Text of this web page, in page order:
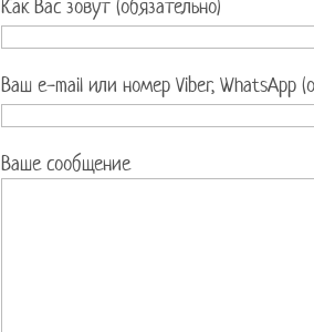
Как Вас зовут (обязательно)
Ваш e-mail или номер Viber, WhatsApp
Ваше сообщение